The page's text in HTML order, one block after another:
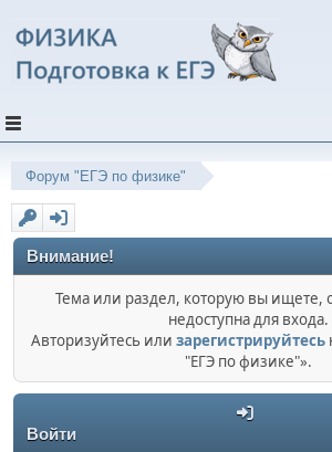
Форум "ЕГЭ по физике"
Внимание!
Тема или раздел, которую вы ищете,
недоступна для входа.
Авторизуйтесь или зарегистрируйтесь
"ЕГЭ по физике"».
Войти